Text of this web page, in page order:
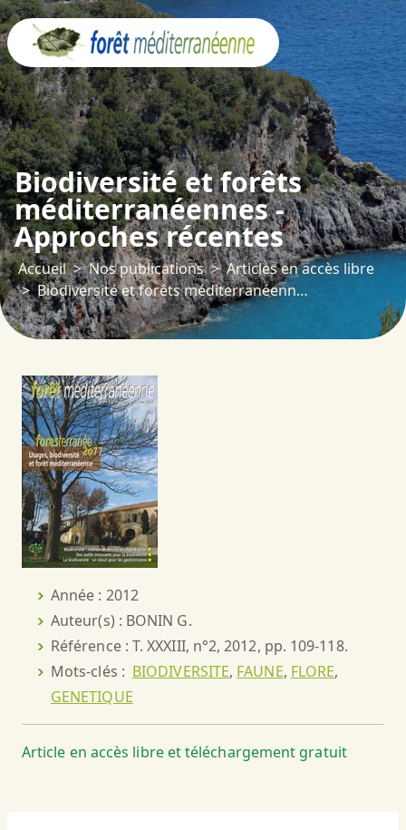
Biodiversité et forêts
méditerranéennes -
Approches récentes
Accueil Nos publications
Articles en accès libre
Biodiversité et forêts méditerranéennes - Approches récentes
Année : 2012
Auteur(s) : BONIN G.
Référence : T. XXXIII, n°2, 2012, pp. 109-118.
Mots-clés : BIODIVERSITE, FAUNE, FLORE,
GENETIQUE
Article en accès libre et téléchargement gratuit
Panneau de gestion des cookies